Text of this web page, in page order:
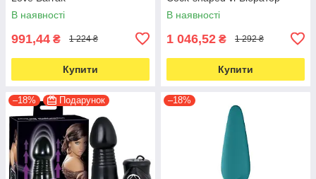
В наявності
991,44 ₴ 1 224 ₴
Купити
В наявності
1 046,52 ₴ 1 292 ₴
Купити
–18% Подарунок –18%